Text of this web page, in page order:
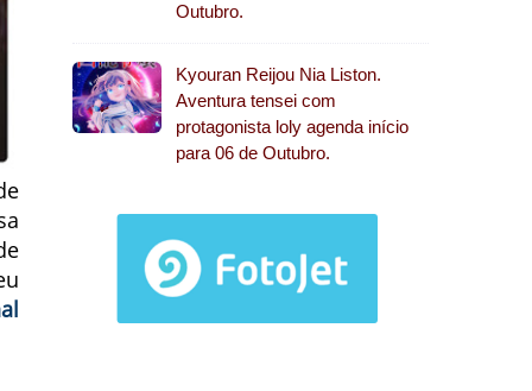
Outubro.
Kyouran Reijou Nia Liston.
Aventura tensei com
protagonista loly agenda início
para 06 de Outubro.